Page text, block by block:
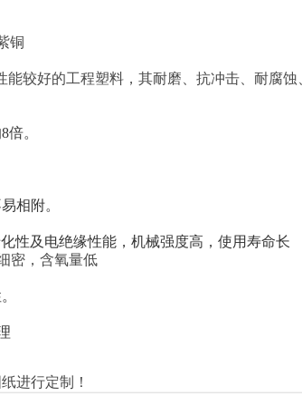
铜
能较好的工程塑料，其耐磨、抗冲击、耐腐
。
相附。
性及电绝缘性能，机械强度高，使用寿命长
密，含氧量低
进行定制！